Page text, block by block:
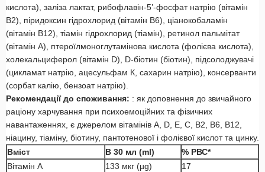
кислота), заліза лактат, рибофлавін-5’-фосфат натрію (вітамін
В2), піридоксин гідрохлорид (вітамін В6), ціанокобаламін
(вітамін В12), тіамін гідрохлорид (тіамін), ретинол пальмітат
(вітамін А), птероїлмоноглутамінова кислота (фолієва кислота),
холекальциферол (вітамін D), D-біотин (біотин), підсолоджувачі
(цикламат натрію, ацесульфам К, сахарин натрію), консерванти
(сорбат калію, бензоат натрію).
Рекомендації до споживання: : як доповнення до звичайного
раціону харчування при психоемоційних та фізичних
навантаженнях, є джерелом вітамінів А, D, E, C, B2, B6, В12,
ніацину, тіаміну, біотину, пантотенової і фолієвої кислот та цинку.
Вміст
В 30 мл (ml)
% РВС*
Вітамін А
133 мкг (µg)
17